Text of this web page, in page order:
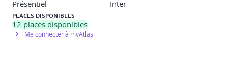
Identification des bonnes pratiques
Détection des tendances et points de différenciation
Présentiel Inter
PLACES DISPONIBLES
12 places disponibles
Me connecter à myAtlas